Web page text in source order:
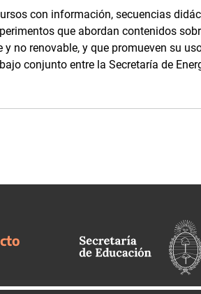
con información, secuencias
que abordan contenidos
no renovable, y que promueven su
conjunto entre la Secretaría de